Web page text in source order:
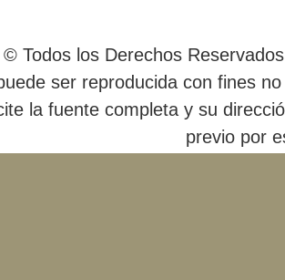
© Todos los Derechos
ser reproducida con fines
la fuente completa y su
previo por